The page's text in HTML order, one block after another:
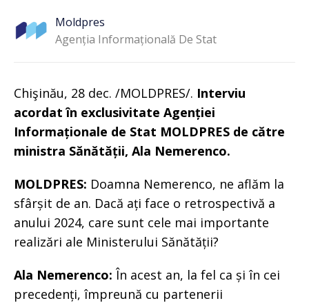
Moldpres
Agenția Informațională De Stat
Chişinău, 28 dec. /MOLDPRES/. Interviu
acordat în exclusivitate Agenției
Informaționale de Stat MOLDPRES de către
ministra Sănătății, Ala Nemerenco.
MOLDPRES: Doamna Nemerenco, ne aflăm la
sfârșit de an. Dacă ați face o retrospectivă a
anului 2024, care sunt cele mai importante
realizări ale Ministerului Sănătății?
Ala Nemerenco: În acest an, la fel ca și în cei
precedenți, împreună cu partenerii